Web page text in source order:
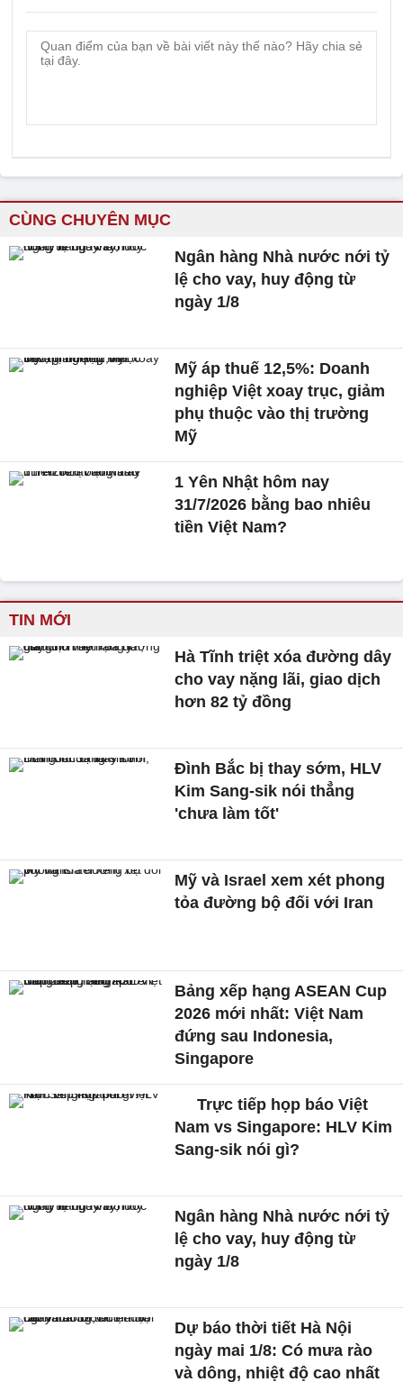
CÙNG CHUYÊN MỤC
Ngân hàng Nhà nước nới tỷ
lệ cho vay, huy động từ
ngày 1/8
Mỹ áp thuế 12,5%: Doanh
nghiệp Việt xoay trục, giảm
phụ thuộc vào thị trường
Mỹ
1 Yên Nhật hôm nay
31/7/2026 bằng bao nhiêu
tiền Việt Nam?
TIN MỚI
Hà Tĩnh triệt xóa đường dây
cho vay nặng lãi, giao dịch
hơn 82 tỷ đồng
Đình Bắc bị thay sớm, HLV
Kim Sang-sik nói thẳng
'chưa làm tốt'
Mỹ và Israel xem xét phong
tỏa đường bộ đối với Iran
Bảng xếp hạng ASEAN Cup
2026 mới nhất: Việt Nam
đứng sau Indonesia,
Singapore
Trực tiếp họp báo Việt
Nam vs Singapore: HLV Kim
Sang-sik nói gì?
Ngân hàng Nhà nước nới tỷ
lệ cho vay, huy động từ
ngày 1/8
Dự báo thời tiết Hà Nội
ngày mai 1/8: Có mưa rào
và dông, nhiệt độ cao nhất